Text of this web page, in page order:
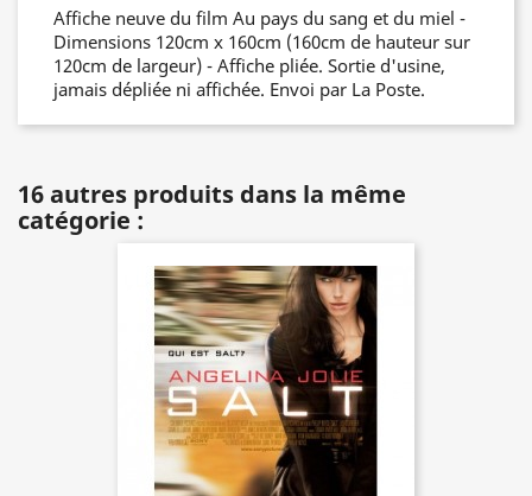
Affiche neuve du film Au pays du sang et du miel -
Dimensions 120cm x 160cm (160cm de hauteur sur
120cm de largeur) - Affiche pliée. Sortie d'usine,
jamais dépliée ni affichée. Envoi par La Poste.
16 autres produits dans la même
catégorie :